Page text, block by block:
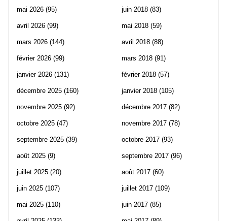
mai 2026 (95)
avril 2026 (99)
mars 2026 (144)
février 2026 (99)
janvier 2026 (131)
décembre 2025 (160)
novembre 2025 (92)
octobre 2025 (47)
septembre 2025 (39)
août 2025 (9)
juillet 2025 (20)
juin 2025 (107)
mai 2025 (110)
juin 2018 (83)
mai 2018 (59)
avril 2018 (88)
mars 2018 (91)
février 2018 (57)
janvier 2018 (105)
décembre 2017 (82)
novembre 2017 (78)
octobre 2017 (93)
septembre 2017 (96)
août 2017 (60)
juillet 2017 (109)
juin 2017 (85)